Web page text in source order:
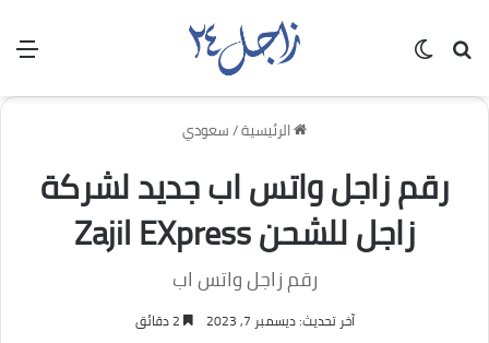
بحث عن
الرئيسية/سعودي
رقم زاجل واتس اب جديد لشركة
زاجل للشحن Zajil EXpress
رقم زاجل واتس اب
آخر تحديث: ديسمبر 7, 2023